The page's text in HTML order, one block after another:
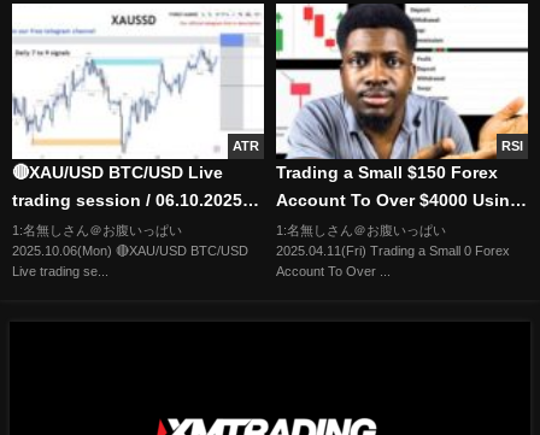
ATR
🔴XAU/USD BTC/USD Live
trading session / 06.10.2025
#xauusd #btcusd #gold #forex
#nfp #cpi #stocks
1:名無しさん＠お腹いっぱい
2025.10.06(Mon) 🔴XAU/USD BTC/USD
Live trading se...
RSI
Trading a Small $150 Forex
Account To Over $4000 Using
Gold (XAUUSD) Only
1:名無しさん＠お腹いっぱい
2025.04.11(Fri) Trading a Small 0 Forex
Account To Over ...